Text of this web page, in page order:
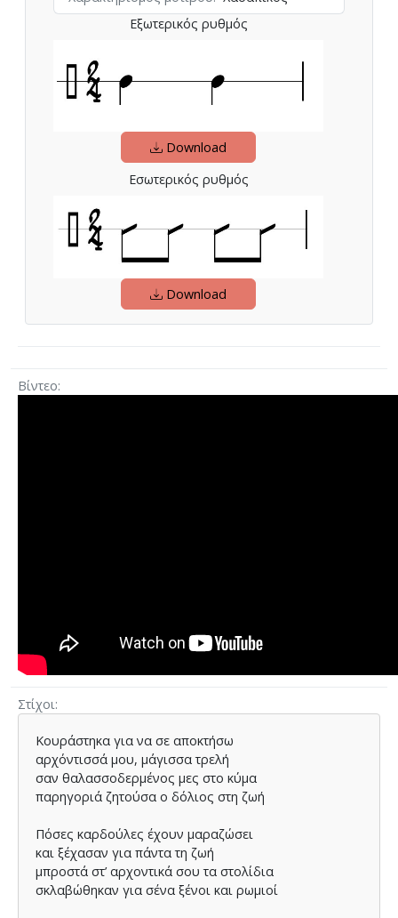
Εξωτερικός ρυθμός
Download
Εσωτερικός ρυθμός
Download
Βίντεο
Στίχοι
Κουράστηκα για να σε αποκτήσω
αρχόντισσά μου, μάγισσα τρελή
σαν θαλασσοδερμένος μες στο κύμα
παρηγοριά ζητούσα ο δόλιος στη ζωή
Πόσες καρδούλες έχουν μαραζώσει
και ξέχασαν για πάντα τη ζωή
μπροστά στ’ αρχοντικά σου τα στολίδια
σκλαβώθηκαν για σένα ξένοι και ρωμιοί